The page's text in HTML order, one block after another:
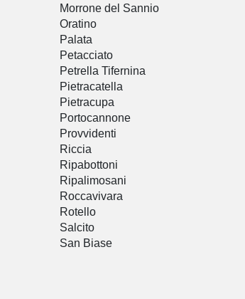
Morrone del Sannio
Oratino
Palata
Petacciato
Petrella Tifernina
Pietracatella
Pietracupa
Portocannone
Provvidenti
Riccia
Ripabottoni
Ripalimosani
Roccavivara
Rotello
Salcito
San Biase